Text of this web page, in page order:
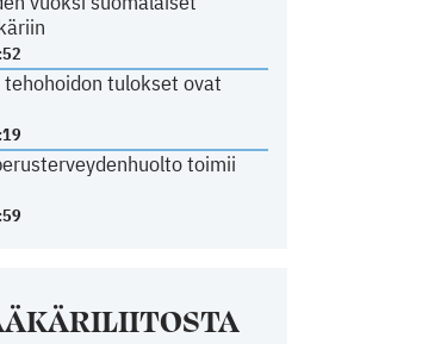
tehohoidon tulokset ovat
toimii